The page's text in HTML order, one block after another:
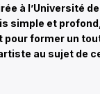
à l’Université de
simple et
pour former un
au sujet de